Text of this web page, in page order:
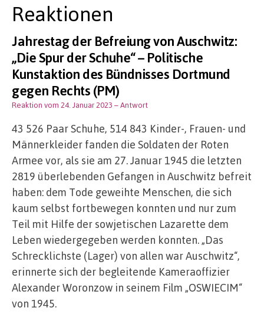
Reaktionen
Jahrestag der Befreiung von Auschwitz:
„Die Spur der Schuhe“ – Politische
Kunstaktion des Bündnisses Dortmund
gegen Rechts (PM)
Reaktion vom 24. Januar 2023 – Antwort
43 526 Paar Schuhe, 514 843 Kinder-, Frauen- und
Männerkleider fanden die Soldaten der Roten
Armee vor, als sie am 27. Januar 1945 die letzten
2819 überlebenden Gefangen in Auschwitz befreit
haben: dem Tode geweihte Menschen, die sich
kaum selbst fortbewegen konnten und nur zum
Teil mit Hilfe der sowjetischen Lazarette dem
Leben wiedergegeben werden konnten. „Das
Schrecklichste (Lager) von allen war Auschwitz“,
erinnerte sich der begleitende Kameraoffizier
Alexander Woronzow in seinem Film „OSWIECIM“
von 1945.